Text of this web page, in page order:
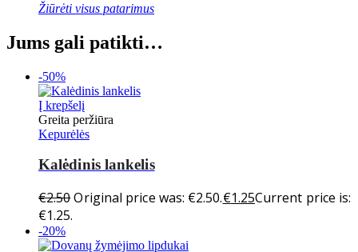
Žiūrėti visus patarimus
Jums gali patikti…
-50%
Į krepšelį
Greita peržiūra
Kepurėlės
Kalėdinis lankelis
€2.50Original price was: €2.50.€1.25Current price is:
€1.25.
-20%